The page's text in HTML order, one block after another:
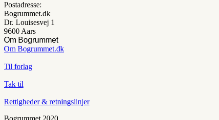
Postadresse:
Bogrummet.dk
Dr. Louisesvej 1
9600 Aars
Om Bogrummet
Om Bogrummet.dk
Til forlag
Tak til
Rettigheder & retningslinjer